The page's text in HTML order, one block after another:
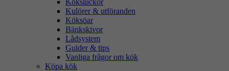
Köksluckor
Kulörer & utföranden
Köksöar
Bänkskivor
Lådsystem
Guider & tips
Vanliga frågor om kök
Köpa kök